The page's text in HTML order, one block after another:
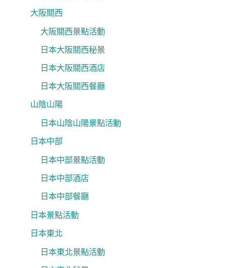
大阪關西
大阪關西景點活動
日本大阪關西秘景
日本大阪關西酒店
日本大阪關西餐廳
山陰山陽
日本山陰山陽景點活動
日本中部
日本中部景點活動
日本中部酒店
日本中部餐廳
日本景點活動
日本東北
日本東北景點活動